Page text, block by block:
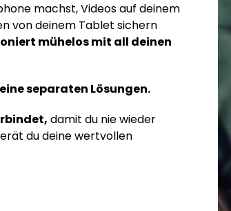
machst, Videos auf deinem
von deinem Tablet sichern
mühelos mit all deinen
separaten Lösungen.
damit du nie wieder
du deine wertvollen